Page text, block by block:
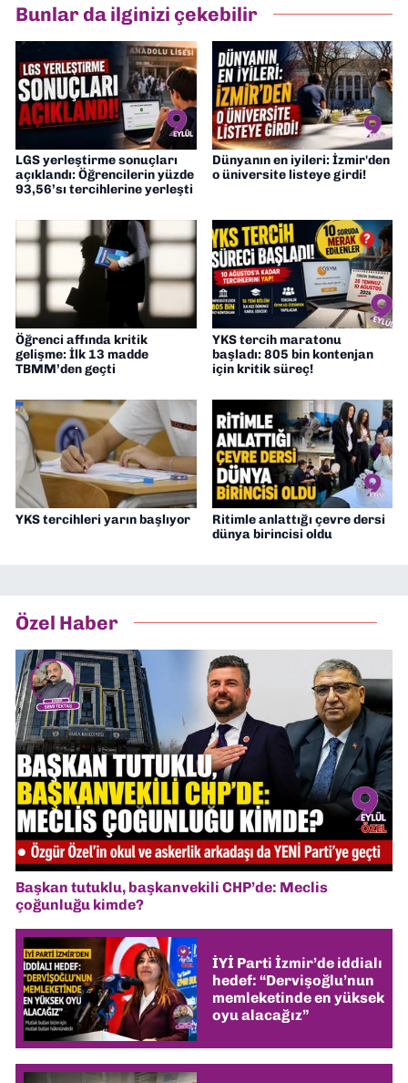
Bunlar da ilginizi çekebilir
LGS yerleştirme sonuçları
açıklandı: Öğrencilerin yüzde
93,56’sı tercihlerine yerleşti
Dünyanın en iyileri: İzmir'den
o üniversite listeye girdi!
Öğrenci affında kritik
gelişme: İlk 13 madde
TBMM’den geçti
YKS tercih maratonu
başladı: 805 bin kontenjan
için kritik süreç!
YKS tercihleri yarın başlıyor
Ritimle anlattığı çevre dersi
dünya birincisi oldu
Özel Haber
Başkan tutuklu, başkanvekili CHP’de: Meclis
çoğunluğu kimde?
İYİ Parti İzmir’de iddialı
hedef: “Dervişoğlu’nun
memleketinde en yüksek
oyu alacağız”